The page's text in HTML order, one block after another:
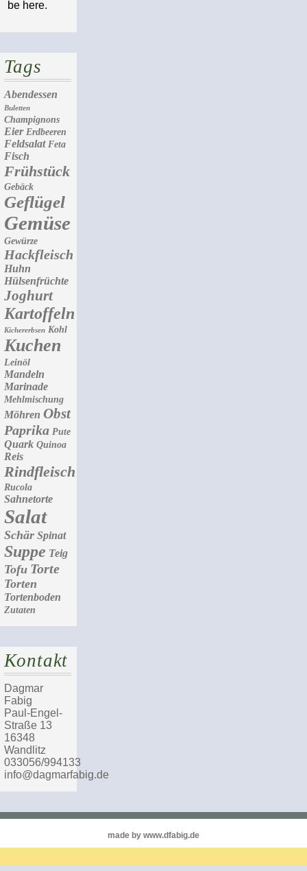
be here.
Tags
Abendessen
Buletten
Champignons
Eier Erdbeeren
Feldsalat Feta
Fisch
Frühstück
Gebäck
Geflügel
Gemüse
Gewürze
Hackfleisch
Huhn
Hülsenfrüchte
Joghurt
Kartoffeln
Kichererbsen Kohl
Kuchen
Leinöl
Mandeln
Marinade
Mehlmischung
Möhren Obst
Paprika Pute
Quark Quinoa
Reis
Rindfleisch
Rucola
Sahnetorte
Salat
Schär Spinat
Suppe Teig
Tofu Torte
Torten
Tortenboden
Zutaten
Kontakt
Dagmar
Fabig
Paul-Engel-
Straße 13
16348
Wandlitz
033056/994133
info@dagmarfabig.de
made by www.dfabig.de